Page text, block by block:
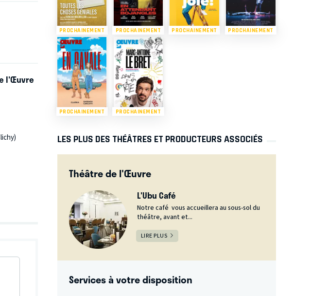
l'Œuvre
PROCHAINEMENT PROCHAINEMENT PROCHAINEMENT PROCHAINEMENT
PROCHAINEMENT PROCHAINEMENT
LES PLUS DES THÉÂTRES ET PRODUCTEURS ASSOCIÉS
Théâtre de l'Œuvre
L'Ubu Café
Notre café vous accueillera au sous-sol du
théâtre, avant et...
LIRE PLUS
Services à votre disposition